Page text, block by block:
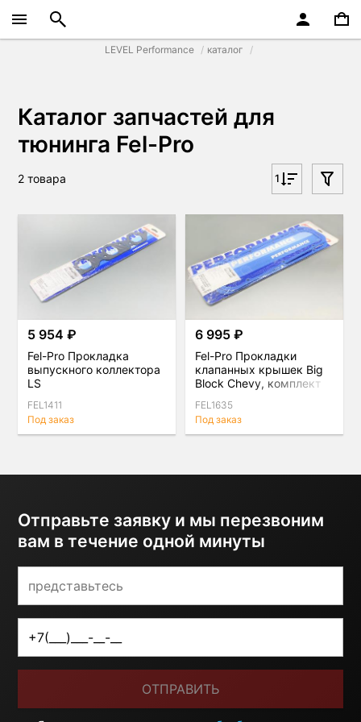
LEVEL Performance каталог
Каталог запчастей для
тюнинга Fel-Pro
2 товара 1
5 954 ₽
Fel-Pro Прокладка
выпускного коллектора
LS
FEL1411
Под заказ
6 995 ₽
Fel-Pro Прокладки
клапанных крышек Big
Block Chevy, комплект
FEL1635
Под заказ
Отправьте заявку и мы перезвоним
вам в течение одной минуты
ОТПРАВИТЬ